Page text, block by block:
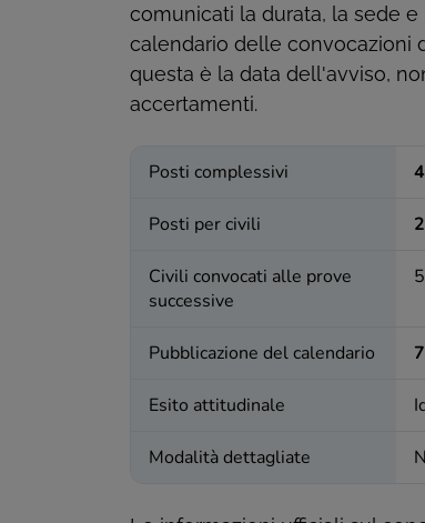
comunicati la durata, la sede
calendario delle convocazioni
questa è la data dell'avviso,
accertamenti.
Posti complessivi
Posti per civili
Civili convocati alle prove
successive
Pubblicazione del calendario
Esito attitudinale
Modalità dettagliate